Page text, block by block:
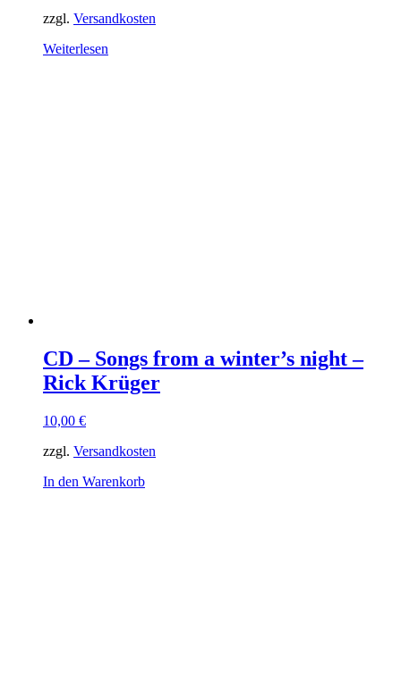
zzgl. Versandkosten
Weiterlesen
CD – Songs from a winter’s night –
Rick Krüger
10,00 €
zzgl. Versandkosten
In den Warenkorb